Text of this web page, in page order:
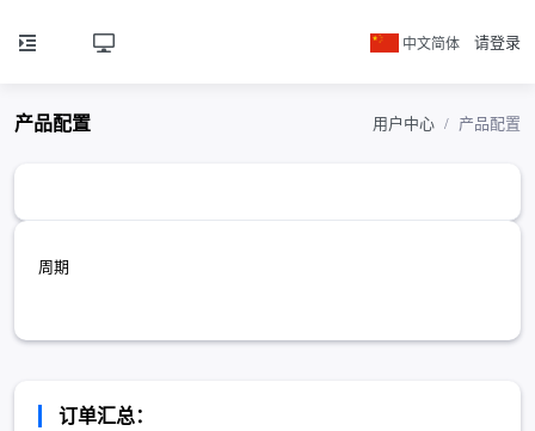
中文简体 请登录
产品配置 用户中心 产品配置
周期
订单汇总：